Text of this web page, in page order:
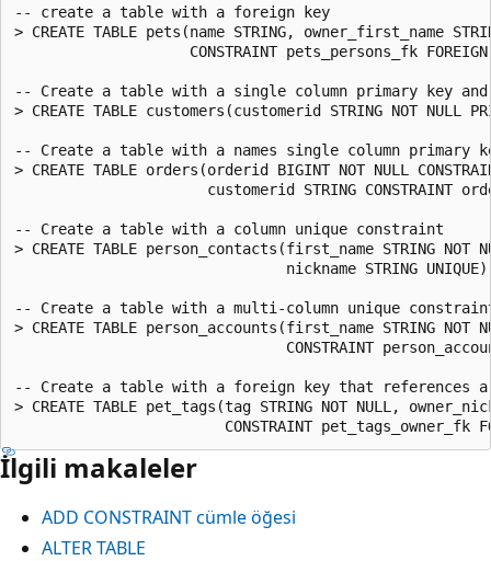
-- create a table with a foreign key
> CREATE TABLE pets(name STRING, owner_first_name
CONSTRAINT pets_persons_fk
-- Create a table with a single column primary key and
> CREATE TABLE customers(customerid STRING NOT NULL
-- Create a table with a names single column primary
> CREATE TABLE orders(orderid BIGINT NOT NULL
customerid STRING CONSTRAINT
-- Create a table with a column unique constraint
> CREATE TABLE person_contacts(first_name STRING NOT
nickname STRING
-- Create a table with a multi-column unique
> CREATE TABLE person_accounts(first_name STRING NOT
CONSTRAINT
-- Create a table with a foreign key that references a
> CREATE TABLE pet_tags(tag STRING NOT NULL,
İlgili makaleler
ADD CONSTRAINT cümle öğesi
ALTER TABLE